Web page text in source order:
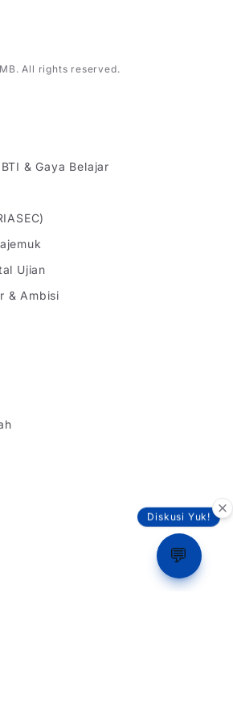
Diskusi Yuk!
💬
. All rights reserved.
& Gaya Belajar
Ujian
& Ambisi